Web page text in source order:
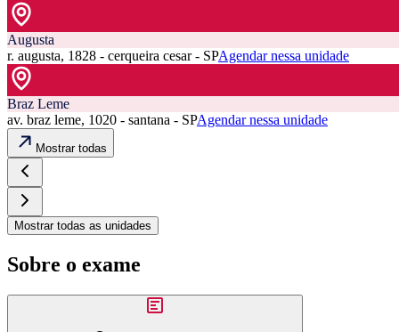
Augusta
r. augusta, 1828 - cerqueira cesar - SPAgendar nessa unidade
Braz Leme
av. braz leme, 1020 - santana - SPAgendar nessa unidade
Mostrar todas
Mostrar todas as unidades
Sobre o exame